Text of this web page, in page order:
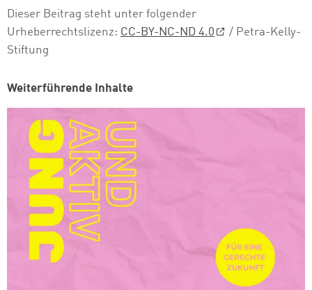
Dieser Beitrag steht unter folgender
Urheberrechtslizenz: CC-BY-NC-ND 4.0
/ Petra-Kelly-
Stiftung
Weiterführende Inhalte